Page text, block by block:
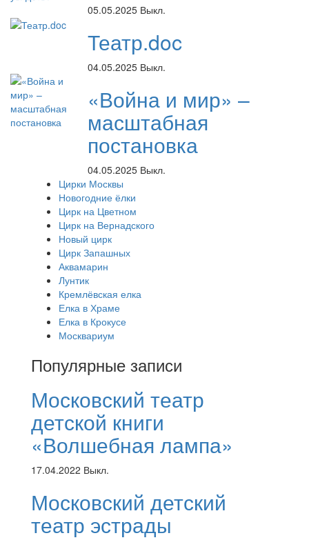
05.05.2025 Выкл.
Театр.doc
04.05.2025 Выкл.
«Война и мир» –
масштабная
постановка
04.05.2025 Выкл.
Цирки Москвы
Новогодние ёлки
Цирк на Цветном
Цирк на Вернадского
Новый цирк
Цирк Запашных
Аквамарин
Лунтик
Кремлёвская елка
Елка в Храме
Елка в Крокусе
Москвариум
Популярные записи
Московский театр
детской книги
«Волшебная лампа»
17.04.2022 Выкл.
Московский детский
театр эстрады